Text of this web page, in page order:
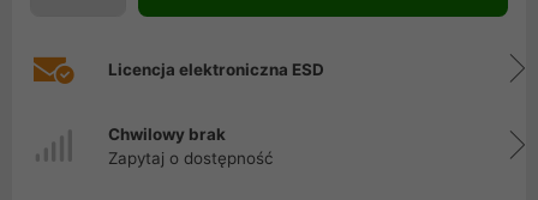
Licencja elektroniczna ESD
Chwilowy brak
Zapytaj o dostępność